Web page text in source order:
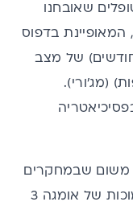
שאובחנו
המאופיינת בדפוס
של מצב
(מג'ורי).
שבמחקרים
קודמים שנערכו בתחום זוהו רמות נמוכות של אומגה 3